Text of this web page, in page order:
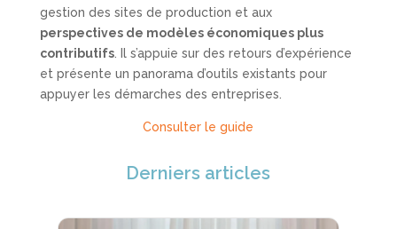
gestion des sites de production et aux
perspectives de modèles économiques plus
contributifs. Il s’appuie sur des retours d’expérience
et présente un panorama d’outils existants pour
appuyer les démarches des entreprises.
Consulter le guide
Derniers articles